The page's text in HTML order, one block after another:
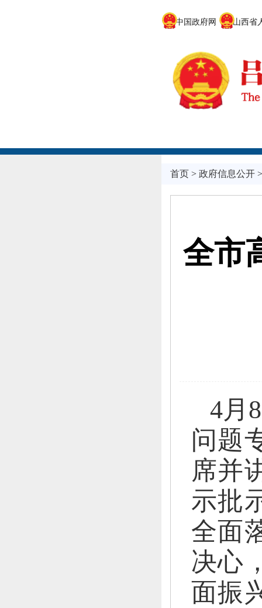
中国政府网 山西省人
首页> 政府信息公开
全市
4月
问题
席并
示批
全面
决心
面振